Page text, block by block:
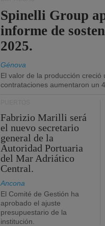
Spinelli Group
informe de
2025.
Génova
El valor de la producción creció
contrataciones aumentaron un
Fabrizio Marilli será
el nuevo secretario
general de la
Autoridad Portuaria
del Mar Adriático
Central.
Ancona
El Comité de Gestión ha
aprobado el ajuste
presupuestario de la
institución.